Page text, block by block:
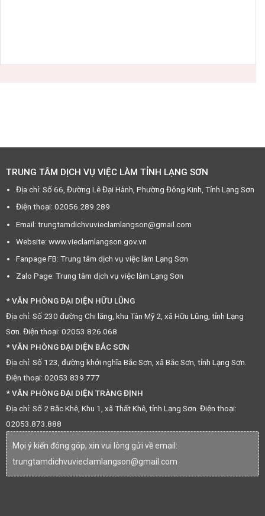
TRUNG TÂM DỊCH VỤ VIỆC LÀM TỈNH LẠNG SƠN
Địa chỉ: Số 66, Đường Lê Đại Hành, Phường Đông Kinh, Tỉnh Lạng Sơn
Điện thoại: 02056.289.289
Email: trungtamdichvuvieclamlangson@gmail.com
Website: www.vieclamlangson.gov.vn
Fanpage FB: Trung tâm dịch vụ việc làm Lạng Sơn
Zalo Page: Trung tâm dịch vụ việc làm Lạng Sơn
* VĂN PHÒNG ĐẠI DIỆN HỮU LŨNG
Địa chỉ: Số 230 đường Chi lăng, khu Tân Mỹ 2, xã Hữu Lũng, tỉnh Lạng
Sơn. Điện thoại: 02053.826.068
* VĂN PHÒNG ĐẠI DIỆN BẮC SƠN
Địa chỉ: Số 123, đường khởi nghĩa Bắc Sơn, xã Bắc Sơn, tỉnh Lạng Sơn.
Điện thoại: 02053.839.777
* VĂN PHÒNG ĐẠI DIỆN TRÀNG ĐỊNH
Địa chỉ: Số 2 Bắc Khê, Khu 1, xã Thất Khê, tỉnh Lạng Sơn. Điện thoại:
02053.873.888
Mọi ý kiến đóng góp, xin vui lòng gửi về email:
trungtamdichvuvieclamlangson@gmail.com